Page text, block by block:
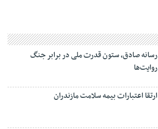
رسانه‌ صادق، ستون قدرت ملی در برابر جنگ
روایت‌ها
ارتقا اعتبارات بیمه سلامت مازندران